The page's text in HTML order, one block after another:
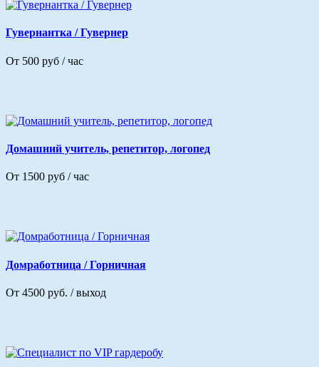
Гувернантка / Гувернер
От 500 руб / час
Домашний учитель, репетитор, логопед
От 1500 руб / час
Домработница / Горничная
От 4500 руб. / выход